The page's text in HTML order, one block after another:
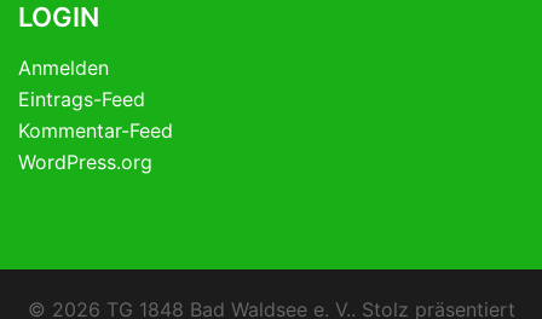
LOGIN
Anmelden
Eintrags-Feed
Kommentar-Feed
WordPress.org
© 2026 TG 1848 Bad Waldsee e. V.. Stolz präsentiert